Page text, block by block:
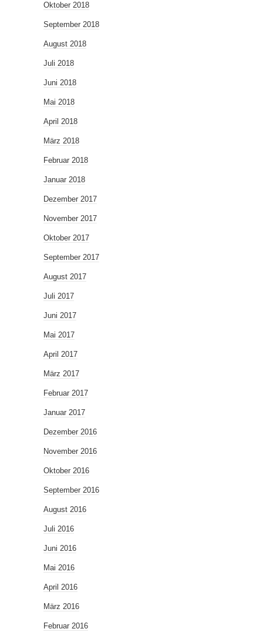
Oktober 2018
September 2018
August 2018
Juli 2018
Juni 2018
Mai 2018
April 2018
März 2018
Februar 2018
Januar 2018
Dezember 2017
November 2017
Oktober 2017
September 2017
August 2017
Juli 2017
Juni 2017
Mai 2017
April 2017
März 2017
Februar 2017
Januar 2017
Dezember 2016
November 2016
Oktober 2016
September 2016
August 2016
Juli 2016
Juni 2016
Mai 2016
April 2016
März 2016
Februar 2016